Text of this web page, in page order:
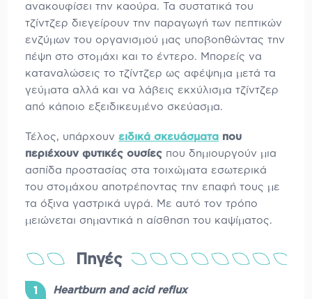
ανακουφίσει την καούρα. Τα συστατικά του
τζίντζερ διεγείρουν την παραγωγή των πεπτικών
ενζύμων του οργανισμού μας υποβοηθώντας την
πέψη στο στομάχι και το έντερο. Μπορείς να
καταναλώσεις το τζίντζερ ως αφέψημα μετά τα
γεύματα αλλά και να λάβεις εκχύλισμα τζίντζερ
από κάποιο εξειδικευμένο σκεύασμα.
Τέλος, υπάρχουνειδικά σκευάσματα που
περιέχουν φυτικές ουσίες που δημιουργούν μια
ασπίδα προστασίας στα τοιχώματα εσωτερικά
του στομάχου αποτρέποντας την επαφή τους με
τα όξινα γαστρικά υγρά. Με αυτό τον τρόπο
μειώνεται σημαντικά η αίσθηση του καψίματος.
Πηγές
Heartburn and acid reflux